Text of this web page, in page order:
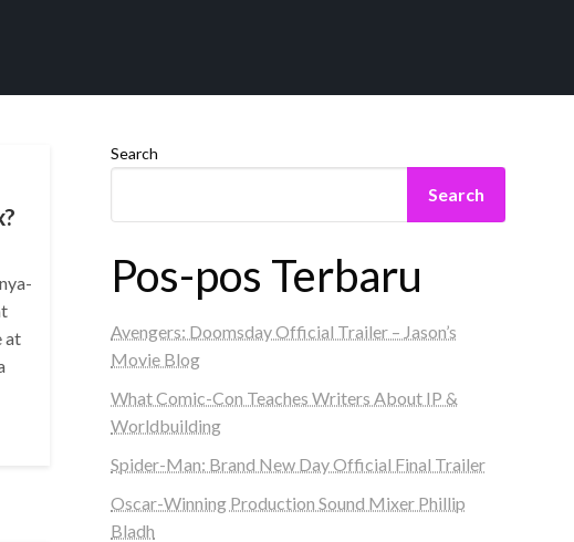
at
Search
Search
Pos-pos Terbaru
Avengers: Doomsday Official Trailer – Jason’s
Movie Blog
What Comic-Con Teaches Writers About IP &
Worldbuilding
Spider-Man: Brand New Day Official Final Trailer
Oscar-Winning Production Sound Mixer Phillip
Bladh